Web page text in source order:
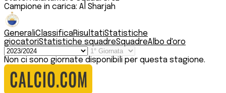
Campione in carica: Al Sharjah
GeneraliClassificaRisultatiStatistiche
giocatoriStatistiche squadreSquadreAlbo d'oro
Non ci sono giornate disponibili per questa stagione.